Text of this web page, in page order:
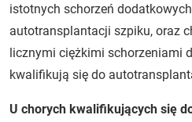
istotnych schorzeń
autotransplantacji szpiku, oraz
licznymi ciężkimi schorzeniami
kwalifikują się do
U chorych kwalifikujących się